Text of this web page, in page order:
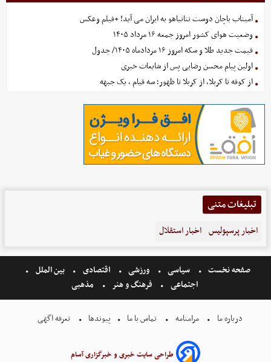
آمیتاب باچان دوست نتانیاهو به ایران می آید! +فیلم وعکس
وضعیت هوای کشور امروز جمعه ۱۶ مرداد ۱۴۰۵
قیمت جدید طلا و سکه امروز ۱۶ مردادماه ۱۴۰۵/ جدول
اولین پیام محسن رضایی پس از شایعات خبری
از کوفه تا کربلا، از کربلا تا ظهور؛ سه قیام ، یک جبهه
تبلیغات متنی
اخبار پرسپولیس اخبار استقلال
صفحه نخست سیاسی ورزشی اقتصادی
بین الملل
اجتماعی
فرهنگ و هنر مذهبی
درباره ما مرامنامه تماس با ما پیوندها تعرفه اگهی
طراحی سایت خبری و خبرگزاری آسام